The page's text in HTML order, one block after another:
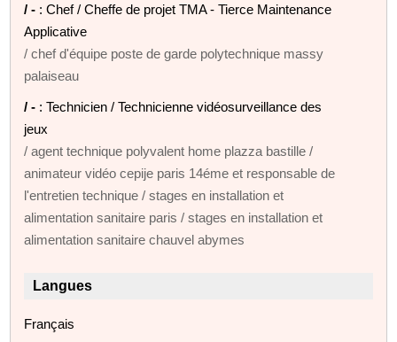
/ - : Chef / Cheffe de projet TMA - Tierce Maintenance
Applicative
/ chef d'équipe poste de garde polytechnique massy
palaiseau
/ - : Technicien / Technicienne vidéosurveillance des
jeux
/ agent technique polyvalent home plazza bastille /
animateur vidéo cepije paris 14éme et responsable de
l'entretien technique / stages en installation et
alimentation sanitaire paris / stages en installation et
alimentation sanitaire chauvel abymes
Langues
Français